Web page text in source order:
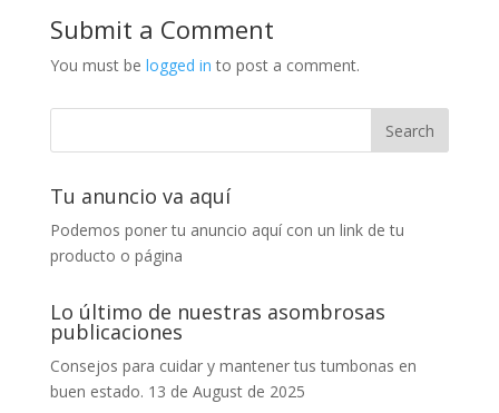
Submit a Comment
You must be logged in to post a comment.
Tu anuncio va aquí
Podemos poner tu anuncio aquí con un link de tu
producto o página
Lo último de nuestras asombrosas
publicaciones
Consejos para cuidar y mantener tus tumbonas en
buen estado. 13 de August de 2025